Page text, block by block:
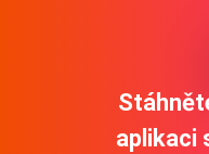
aplikaci